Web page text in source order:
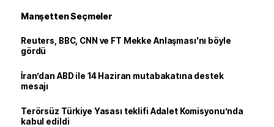
Manşetten Seçmeler
Reuters, BBC, CNN ve FT Mekke Anlaşması'nı böyle
gördü
İran’dan ABD ile 14 Haziran mutabakatına destek
mesajı
Terörsüz Türkiye Yasası teklifi Adalet Komisyonu’nda
kabul edildi